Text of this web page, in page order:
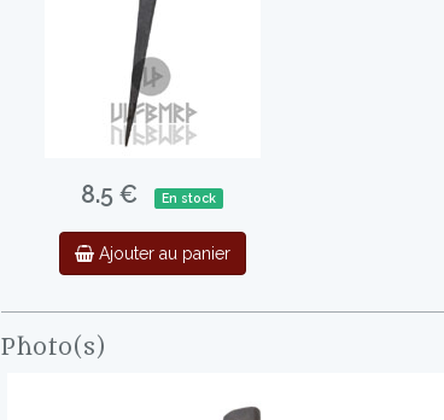
8.5 € En stock
Ajouter au panier
Photo(s)